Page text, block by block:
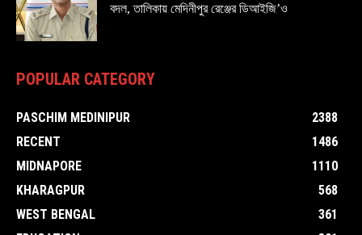
বদল, তালিকায় মেদিনীপুর রেঞ্জের ডিআইজি’ও
POPULAR CATEGORY
PASCHIM MEDINIPUR
2388
RECENT
1486
MIDNAPORE
1110
KHARAGPUR
568
WEST BENGAL
361